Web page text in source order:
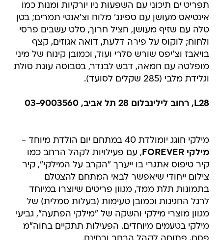
תפריט ים תיכוני עם השפעות ניו יורקיות ומנות כמו
אינטיאס מעושן עם ספינג' מלוח וצ'אנטי תמרים; בטן
טלה עם שזיף מעושן, חציל חרוך, סלט עשבים פרסי
ולחוח; לוקוס על פירה דלעת, דואה אגוזים, קצף
בויאבז וצ'יפס שורש סלרי ועוד, וכמובן קינוח של מיני
מופלטה עם חמאה, דבש לבנדר, בסבוסה עוגת סולת
וגלידת מלבי (285 שקלים לסועד).
L28, רחוב לילינבלום 28 תל אביב, 03-9003560
מילקי חוגג יומולדת 40 במתחם יום הולדת מיוחד -
מילקי FOREVER
, עם פעילויות לקהל הרחב כמו
קיר טיפוס אתגרי בו ייערך "הקרב על המילקי", קיר
צילום ייחודי שיאפשר לבאי המתחם להצטלם
בתמונות תלת ממד, מגוון פריטים שיוצרו במיוחד
לרגל החגיגות וכמובן טעימות (בעלות סמלית) של
מגוון מוצרי מילקי והשקה של "מילקי הפתעה", גביעי
מילקי בטעמים מיוחדים. הפעילות תתקיים בחוה"מ